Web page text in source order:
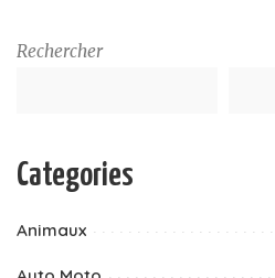
Rechercher
Categories
Animaux